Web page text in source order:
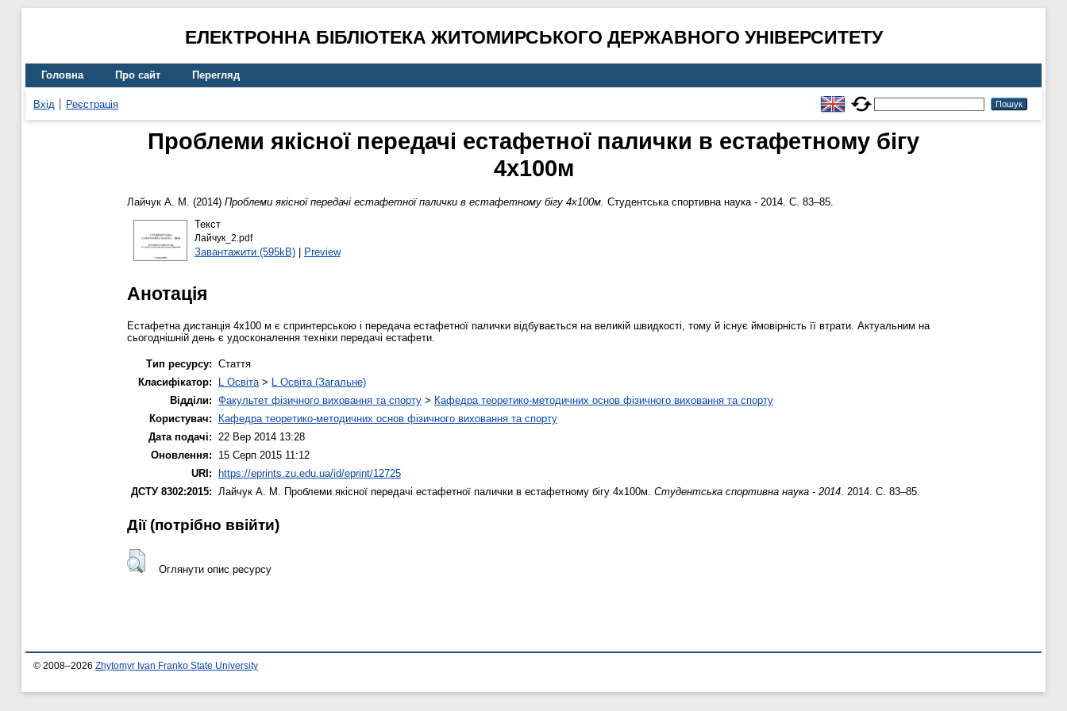
ЕЛЕКТРОННА БІБЛІОТЕКА ЖИТОМИРСЬКОГО ДЕРЖАВНОГО УНІВЕРСИТЕТУ
Головна Про сайт Перегляд
Вхід Реєстрація
Проблеми якісної передачі естафетної палички в естафетному бігу
4х100м
Лайчук А. М. (2014) Проблеми якісної передачі естафетної палички в естафетному бігу 4х100м. Студентська спортивна наука - 2014. С. 83–85.
Текст
Лайчук_2.pdf
Завантажити (595kB)| Preview
Анотація
Естафетна дистанція 4х100 м є спринтерською і передача естафетної палички відбувається на великій швидкості, тому й існує ймовірність її втрати. Актуальним на
сьогоднішній день є удосконалення техніки передачі естафети.
Тип ресурсу: Стаття
Класифікатор:
L Освіта > L Освіта (Загальне)
Відділи: Факультет фізичного виховання та спорту > Кафедра теоретико-методичних основ фізичного виховання та спорту
Користувач:
Кафедра теоретико-методичних основ фізичного виховання та спорту
Дата подачі:
22 Вер 2014 13:28
Оновлення:
15 Серп 2015 11:12
URI: https://eprints.zu.edu.ua/id/eprint/12725
ДСТУ 8302:2015:
Лайчук А. М. Проблеми якісної передачі естафетної палички в естафетному бігу 4х100м. Студентська спортивна наука - 2014 . 2014. С. 83–85.
Дії ​​(потрібно ввійти)
Оглянути опис ресурсу
© 2008–2026 Zhytomyr Ivan Franko State University